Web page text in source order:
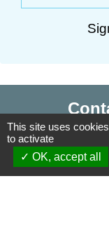
60510
This site uses
to activate
OK, accept all